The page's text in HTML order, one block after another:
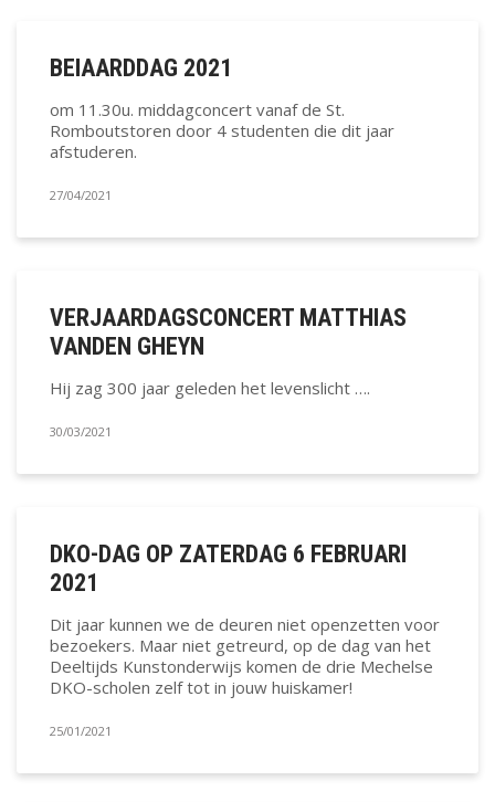
BEIAARDDAG 2021
om 11.30u. middagconcert vanaf de St.
Romboutstoren door 4 studenten die dit jaar
afstuderen.
27/04/2021
VERJAARDAGSCONCERT MATTHIAS
VANDEN GHEYN
Hij zag 300 jaar geleden het levenslicht ….
30/03/2021
DKO-DAG OP ZATERDAG 6 FEBRUARI
2021
Dit jaar kunnen we de deuren niet openzetten voor
bezoekers. Maar niet getreurd, op de dag van het
Deeltijds Kunstonderwijs komen de drie Mechelse
DKO-scholen zelf tot in jouw huiskamer!
25/01/2021